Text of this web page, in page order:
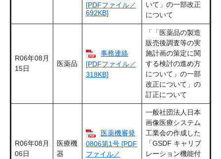
[PDFファイル／
692KB]
いて」の一部改正
について
R06年08月
15日
医薬品
事務連絡
[PDFファイル／
318KB]
「「医薬品の製造
販売後調査等の実
施計画の策定に関
する検討の進め方
について」の一部
改正について」の
訂正について
R06年08月
06日
医療機
器
医薬機審発
0806第1号 [PDF
ファイル／
一般社団法人日本
画像医療システム
工業会の作成した
「GSDF キャリブ
レーション機能付